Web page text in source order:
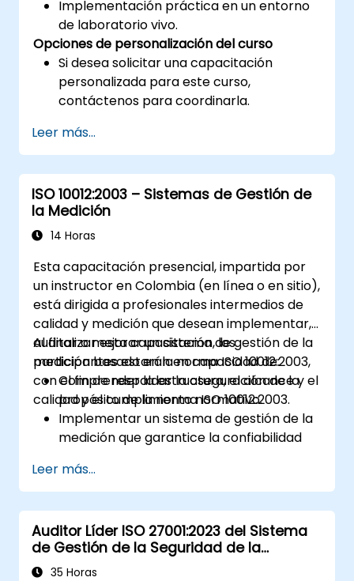
Implementación práctica en un entorno
de laboratorio vivo.
Opciones de personalización del curso
Si desea solicitar una capacitación
personalizada para este curso,
contáctenos para coordinarla.
Leer más...
ISO 10012:2003 – Sistemas de Gestión de
la Medición
14 Horas
Esta capacitación presencial, impartida por
un instructor en Colombia (en línea o en sitio),
está dirigida a profesionales intermedios de
calidad y medición que desean implementar,
auditar o mejorar un sistema de gestión de la
medición basado en la norma ISO 10012:2003,
con el fin de respaldar la aseguración de la
calidad y el cumplimiento normativo.
Al finalizar esta capacitación, los
participantes estarán en capacidad de:
Comprender la estructura, el alcance y el
propósito de la norma ISO 10012:2003.
Implementar un sistema de gestión de la
medición que garantice la confiabilidad
mediciones.
Definir los roles, responsabilidades y la
documentación requerida para el control
de las mediciones.
Integrar la norma ISO 10012 con marcos
más amplios de gestión de calidad y
Leer más...
Auditor Líder ISO 27001:2023 del Sistema
de Gestión de la Seguridad de la
Información
35 Horas